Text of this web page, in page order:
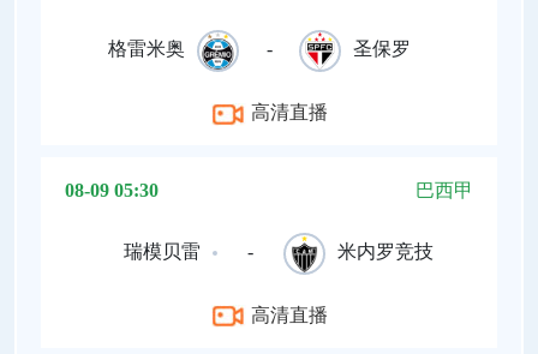
格雷米奥 - 圣保罗
高清直播
08-09 05:30 巴西甲
瑞模贝雷 - 米内罗竞技
高清直播